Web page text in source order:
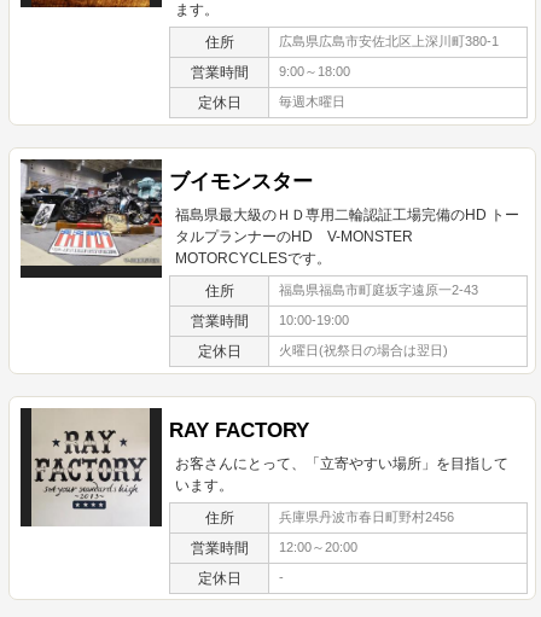
ます。
住所 広島県広島市安佐北区上深川町380-1
営業時間 9:00～18:00
定休日 毎週木曜日
ブイモンスター
福島県最大級のＨＤ専用二輪認証工場完備のHD トー
タルプランナーのHD V-MONSTER
MOTORCYCLESです。
住所 福島県福島市町庭坂字遠原一2-43
営業時間 10:00-19:00
定休日 火曜日(祝祭日の場合は翌日)
RAY FACTORY
お客さんにとって、「立寄やすい場所」を目指して
います。
住所 兵庫県丹波市春日町野村2456
営業時間 12:00～20:00
定休日 -